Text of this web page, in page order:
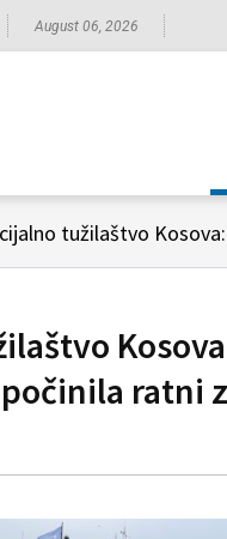
August 06, 2026
tužilaštvo
ratni